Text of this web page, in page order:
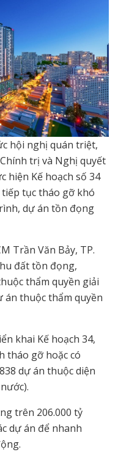
hội nghị quán triệt,
trị và Nghị quyết
hiện Kế hoạch số 34
tục tháo gỡ khó
dự án tồn đọng
Trần Văn Bảy, TP.
đất tồn đọng,
thẩm quyền giải
án thuộc thẩm quyền
khai Kế hoạch 34,
tháo gỡ hoặc có
dự án thuộc diện
trên 206.000 tỷ
dự án để nhanh